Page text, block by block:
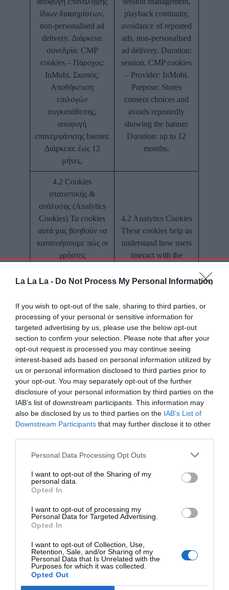
La La La - Do Not Process My Personal Information
If you wish to opt-out of the sale, sharing to third parties, or
processing of your personal or sensitive information for
targeted advertising by us, please use the below opt-out
section to confirm your selection. Please note that after your
opt-out request is processed you may continue seeing
interest-based ads based on personal information utilized by
us or personal information disclosed to third parties prior to
your opt-out. You may separately opt-out of the further
disclosure of your personal information by third parties on the
IAB’s list of downstream participants. This information may
also be disclosed by us to third parties on the IAB’s List of
Downstream Participants that may further disclose it to other
Personal Data Processing Opt Outs
I want to opt-out of the Sharing of my
personal data.
Opted In
I want to opt-out of processing my
Personal Data for Targeted Advertising.
Opted In
I want to opt-out of Collection, Use,
Retention, Sale, and/or Sharing of my
Personal Data that Is Unrelated with the
Purposes for which it was collected.
Opted Out
ίδιων διαφημίσεων,
non-personalised ad
delivery. Διάρκεια:
συνεδρία. CMP
cookies – Πάροχος:
InMobi. Σκοπός:
Αποθήκευση
επιλογών
συγκατάθεσης,
αποφυγή
επανεμφάνισης banner.
Διάρκεια: έως 12
μήνες.
playback continuity,
avoidance of repeated
ads, non-personalised
ad delivery. Duration:
session. CMP cookies
– Provider: InMobi.
Purpose: Stores
consent choices and
avoids repeatedly
showing the banner.
Duration: up to 12
months.
4.2 Cookies
στατιστικής &
ανάλυσης (Analytics
Cookies) Τα cookies
αυτά μας βοηθούν να
κατανοήσουμε πώς οι
χρήστες
Ιστότοπο και την
βελτιώνουμε
περιεχόμενο και
λειτουργικότητα.
Ενεργοποιούνται μόνο
εφόσον επιλέξετε
“Allow analytics” στο
CMP.
4.2 Analytics Cookies
These cookies help us
understand how users
interact with the
so that we can improve
functionality. They are
activated only if you
select “Allow
analytics” in the CMP.
Πίνακας – Analytics
cookies _ga –
Provider: Google
μοναδικών χρηστών,
μέτρηση
επισκεψιμότητας.
Διάρκεια: 2 έτη. _ga_*
– Provider: Google
Analytics. Σκοπός:
session information.
Διάρκεια: 2 έτη.
pys_first_visit –
Table – Analytics
Cookies _ga –
Provider: Google
Analytics. Purpose:
Distinguishes unique
visits. Duration: 2
Analytics. Purpose:
information. Duration:
2 years. pys_first_visit